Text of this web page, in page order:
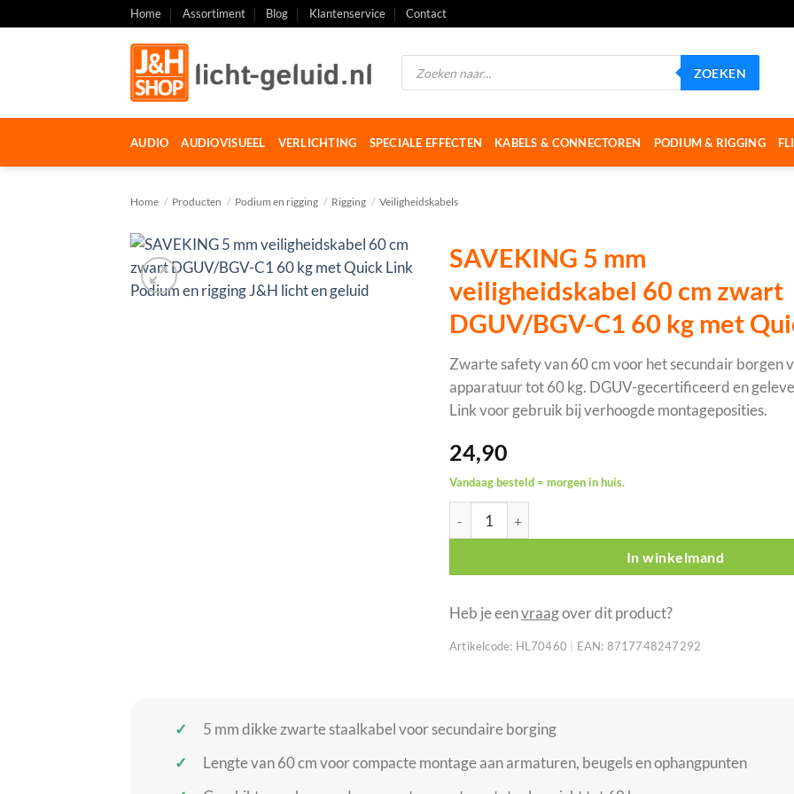
naar
Home Assortiment Blog Klantenservice Contact
Producten
zoeken
ZOEKEN
AUDIO AUDIOVISUEEL VERLICHTING SPECIALE EFFECTEN KABELS & CONNECTOREN PODIUM & RIGGING
Home / Producten / Podium en rigging / Rigging / Veiligheidskabels
SAVEKING 5 mm
veiligheidskabel 60 cm zwart
DGUV/BGV-C1 60 kg met
Zwarte safety van 60 cm voor het secundair borgen
apparatuur tot 60 kg. DGUV-gecertificeerd en
Link voor gebruik bij verhoogde montageposities.
24,90
Vandaag besteld = morgen in huis.
SAVEKING 5 mm veiligheidskabel 60 cm zwart DGUV/
In winkelmand
Heb je eenvraagover dit product?
Artikelcode: HL70460 EAN: 8717748247292
5 mm dikke zwarte staalkabel voor secundaire borging
Lengte van 60 cm voor compacte montage aan armaturen, beugels en ophangpunten